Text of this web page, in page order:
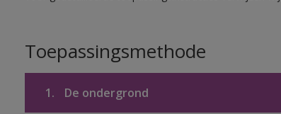
Toepassingsmethode
1. De ondergrond